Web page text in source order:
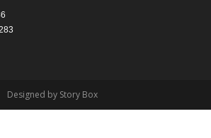
Designed by Story Box